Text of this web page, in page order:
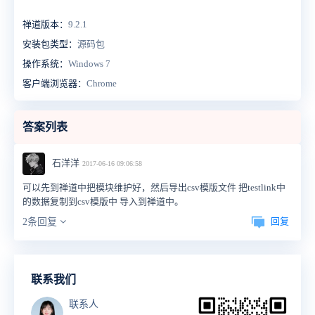
禅道版本： 9.2.1
安装包类型： 源码包
操作系统： Windows 7
客户端浏览器： Chrome
答案列表
石洋洋 2017-06-16 09:06:58
可以先到禅道中把模块维护好，然后导出csv模版文件 把testlink中
的数据复制到csv模版中 导入到禅道中。
2条回复
回复
联系我们
联系人